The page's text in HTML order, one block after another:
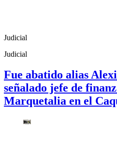
Judicial
Judicial
Fue abatido alias
señalado jefe de
Marquetalia en el